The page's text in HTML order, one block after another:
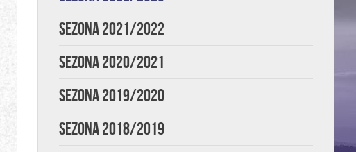
SEZONA 2021/2022
SEZONA 2020/2021
SEZONA 2019/2020
SEZONA 2018/2019